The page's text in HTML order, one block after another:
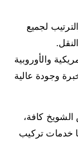
لجميع
والأوروبية
وجودة عالية
كافة،
خدمات تركيب